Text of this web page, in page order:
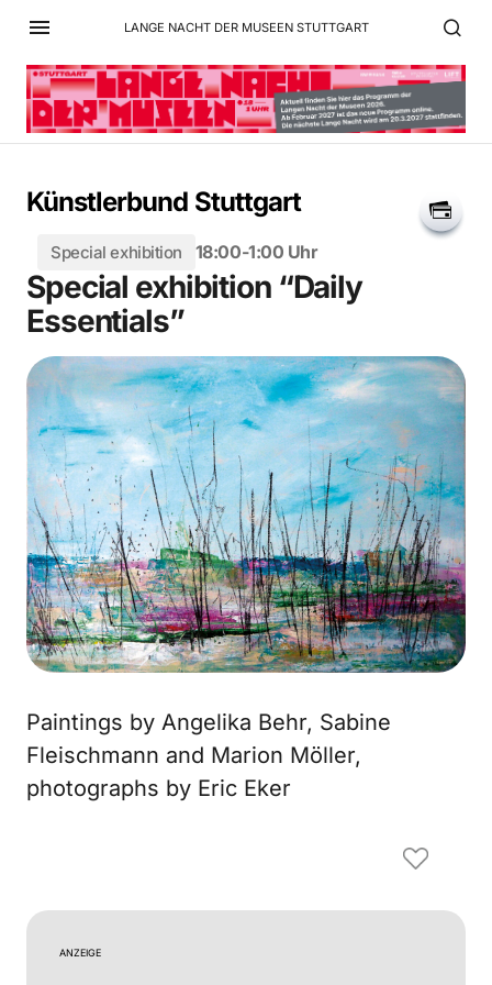
LANGE NACHT DER MUSEEN STUTTGART
Künstlerbund Stuttgart
Special exhibition 18:00-1:00 Uhr
Special exhibition “Daily
Essentials”
Paintings by Angelika Behr, Sabine
Fleischmann and Marion Möller,
photographs by Eric Eker
ANZEIGE